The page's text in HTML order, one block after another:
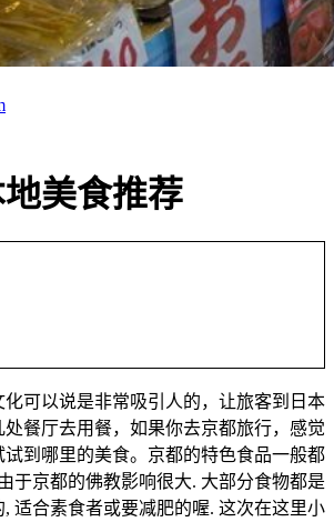
美食推荐
可以说是非常吸引人的，让旅客到日本
餐厅去用餐，如果你去京都旅行，感觉
到哪里的美食。京都的特色食品一般都
于京都的佛教影响很大. 大部分食物都是
适合素食者或要减肥的喔. 这次在这里小